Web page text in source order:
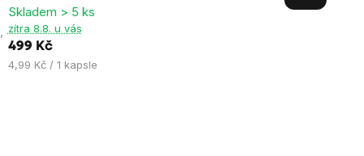
4,9
z
Skladem > 5 ks
zítra 8.8. u vás
499 Kč
Měrná
4,99 Kč / 1 kapsle